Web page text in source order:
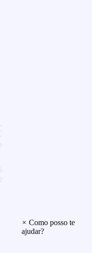
× Como posso te
ajudar?